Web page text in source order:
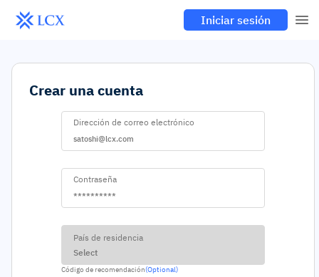
Iniciar sesión
Crear una cuenta
Dirección de correo electrónico
Contraseña
País de residencia
Select
Código de recomendación(Optional)